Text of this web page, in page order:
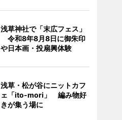
浅草神社で「末広フェス」
令和8年8月8日に御朱印
や日本画・投扇興体験
浅草・松が谷にニットカフ
ェ「ito-mori」 編み物好
きが集う場に